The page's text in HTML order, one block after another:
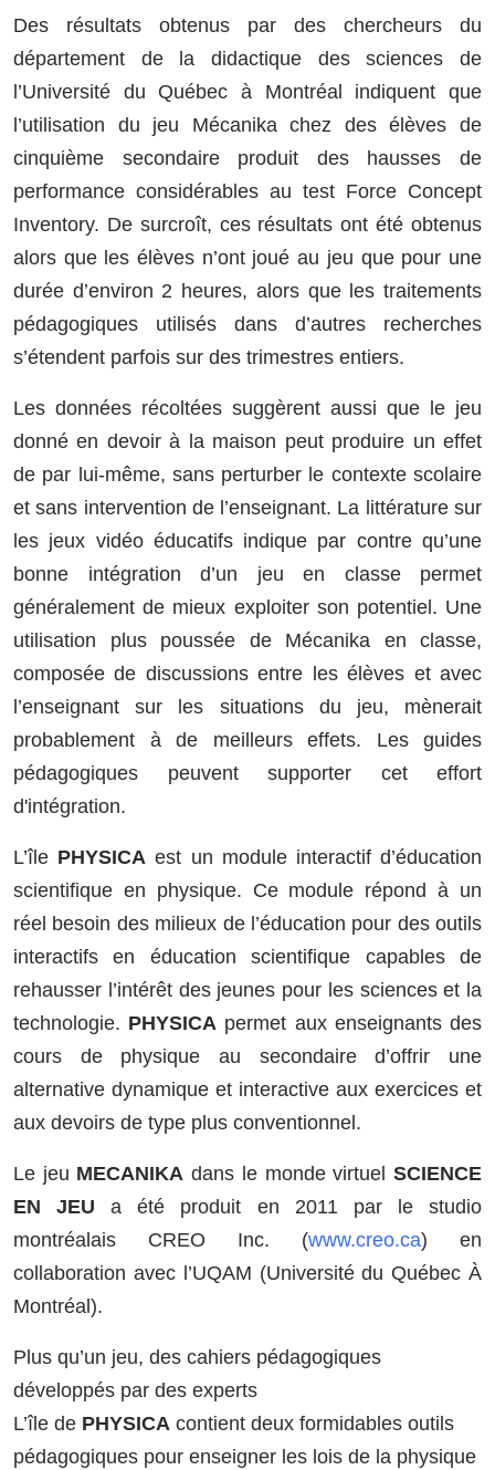
Des résultats obtenus par des chercheurs du
département de la didactique des sciences de
l’Université du Québec à Montréal indiquent que
l’utilisation du jeu Mécanika chez des élèves de
cinquième secondaire produit des hausses de
performance considérables au test Force Concept
Inventory. De surcroît, ces résultats ont été obtenus
alors que les élèves n’ont joué au jeu que pour une
durée d’environ 2 heures, alors que les traitements
pédagogiques utilisés dans d’autres recherches
s’étendent parfois sur des trimestres entiers.
Les données récoltées suggèrent aussi que le jeu
donné en devoir à la maison peut produire un effet
de par lui-même, sans perturber le contexte scolaire
et sans intervention de l’enseignant. La littérature sur
les jeux vidéo éducatifs indique par contre qu’une
bonne intégration d’un jeu en classe permet
généralement de mieux exploiter son potentiel. Une
utilisation plus poussée de Mécanika en classe,
composée de discussions entre les élèves et avec
l’enseignant sur les situations du jeu, mènerait
probablement à de meilleurs effets. Les guides
pédagogiques peuvent supporter cet effort
d'intégration.
L’île PHYSICA est un module interactif d’éducation
scientifique en physique. Ce module répond à un
réel besoin des milieux de l’éducation pour des outils
interactifs en éducation scientifique capables de
rehausser l’intérêt des jeunes pour les sciences et la
technologie. PHYSICA permet aux enseignants des
cours de physique au secondaire d’offrir une
alternative dynamique et interactive aux exercices et
aux devoirs de type plus conventionnel.
Le jeu MECANIKA dans le monde virtuelSCIENCE
EN JEU a été produit en 2011 par le studio
montréalais CREO Inc. (www.creo.ca) en
collaboration avec l’UQAM (Université du Québec À
Montréal).
Plus qu’un jeu, des cahiers pédagogiques
développés par des experts
L’île de PHYSICA contient deux formidables outils
pédagogiques pour enseigner les lois de la physique